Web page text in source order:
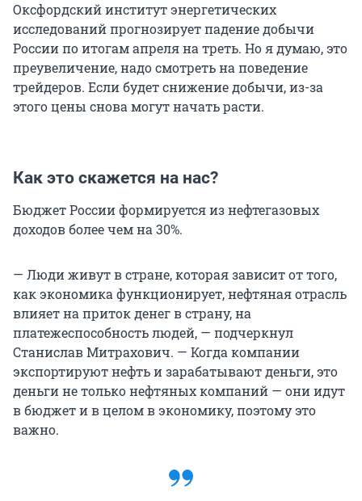
Оксфордский институт энергетических
исследований прогнозирует падение добычи
России по итогам апреля на треть. Но я думаю, это
преувеличение, надо смотреть на поведение
трейдеров. Если будет снижение добычи, из-за
этого цены снова могут начать расти.
Как это скажется на нас?
Бюджет России формируется из нефтегазовых
доходов более чем на 30%.
— Люди живут в стране, которая зависит от того,
как экономика функционирует, нефтяная отрасль
влияет на приток денег в страну, на
платежеспособность людей, — подчеркнул
Станислав Митрахович. — Когда компании
экспортируют нефть и зарабатывают деньги, это
деньги не только нефтяных компаний — они идут
в бюджет и в целом в экономику, поэтому это
важно.